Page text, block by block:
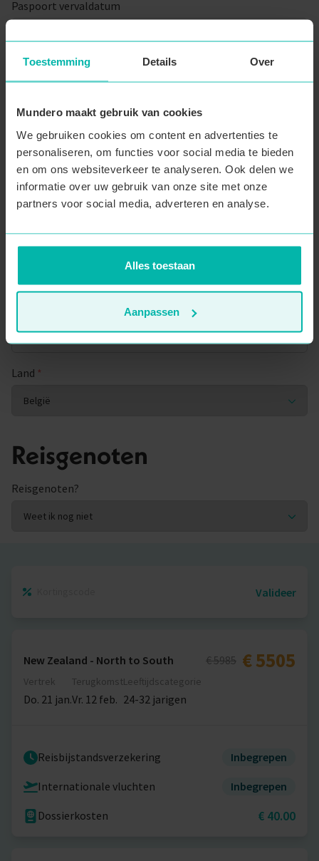
Toestemming Details Over
Mundero maakt gebruik van cookies
We gebruiken cookies om content en advertenties te
personaliseren, om functies voor social media te bieden
en om ons websiteverkeer te analyseren. Ook delen we
informatie over uw gebruik van onze site met onze
partners voor social media, adverteren en analyse.
Alles toestaan
Aanpassen
Paspoort vervaldatum
Adres
Huisnummer* Busnummer
Woonplaats*
Land *
Reisgenoten
Reisgenoten?
New Zealand - North to South € 5985 € 5505
Vertrek
Do. 21 jan.
Terugkomst
Vr. 12 feb.
Leeftijdscategorie
24-32 jarigen
Reisbijstandsverzekering Inbegrepen
Internationale vluchten Inbegrepen
Dossierkosten € 40.00
Valideer